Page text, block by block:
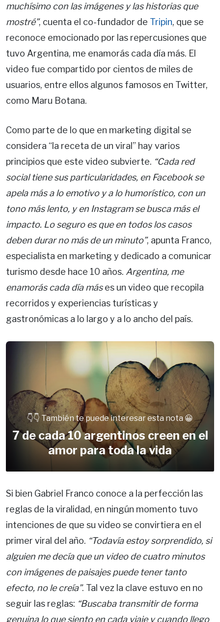
muchísimo con las imágenes y las historias que
mostré”, cuenta el co-fundador de Tripin, que se
reconoce emocionado por las repercusiones que
tuvo Argentina, me enamorás cada día más. El
video fue compartido por cientos de miles de
usuarios, entre ellos algunos famosos en Twitter,
como Maru Botana.
Como parte de lo que en marketing digital se
considera “la receta de un viral” hay varios
principios que este video subvierte. “Cada red
social tiene sus particularidades, en Facebook se
apela más a lo emotivo y a lo humorístico, con un
tono más lento, y en Instagram se busca más el
impacto. Lo seguro es que en todos los casos
deben durar no más de un minuto”, apunta Franco,
especialista en marketing y dedicado a comunicar
turismo desde hace 10 años. Argentina, me
enamorás cada día máses un video que recopila
recorridos y experiencias turísticas y
gastronómicas a lo largo y a lo ancho del país.
👇👇 También te puede interesar esta nota 😀
7 de cada 10 argentinos creen en el
amor para toda la vida
Si bien Gabriel Franco conoce a la perfección las
reglas de la viralidad, en ningún momento tuvo
intenciones de que su video se convirtiera en el
primer viral del año. “Todavía estoy sorprendido, si
alguien me decía que un video de cuatro minutos
con imágenes de paisajes puede tener tanto
efecto, no le creía”. Tal vez la clave estuvo en no
seguir las reglas: “Buscaba transmitir de forma
genuina lo que siento en cada viaje y cuando llego